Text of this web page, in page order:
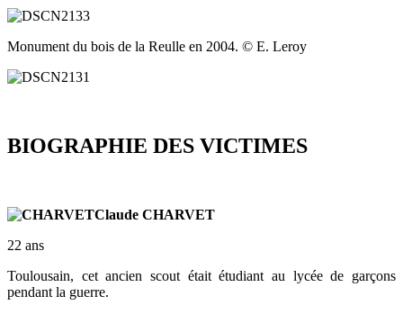
Monument du bois de la Reulle en 2004. © E. Leroy
BIOGRAPHIE DES VICTIMES
Claude CHARVET
22 ans
Toulousain, cet ancien scout était étudiant au lycée de garçons
pendant la guerre.